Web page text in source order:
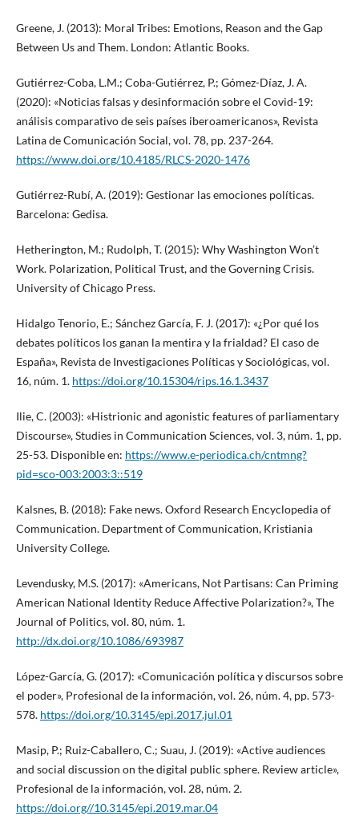
Greene, J. (2013): Moral Tribes: Emotions, Reason and the Gap
Between Us and Them. London: Atlantic Books.
Gutiérrez-Coba, L.M.; Coba-Gutiérrez, P.; Gómez-Díaz, J. A.
(2020): «Noticias falsas y desinformación sobre el Covid-19:
análisis comparativo de seis países iberoamericanos», Revista
Latina de Comunicación Social, vol. 78, pp. 237-264.
https://www.doi.org/10.4185/RLCS-2020-1476
Gutiérrez-Rubí, A. (2019): Gestionar las emociones políticas.
Barcelona: Gedisa.
Hetherington, M.; Rudolph, T. (2015): Why Washington Won’t
Work. Polarization, Political Trust, and the Governing Crisis.
University of Chicago Press.
Hidalgo Tenorio, E.; Sánchez García, F. J. (2017): «¿Por qué los
debates políticos los ganan la mentira y la frialdad? El caso de
España», Revista de Investigaciones Políticas y Sociológicas, vol.
16, núm. 1. https://doi.org/10.15304/rips.16.1.3437
Ilie, C. (2003): «Histrionic and agonistic features of parliamentary
Discourse», Studies in Communication Sciences, vol. 3, núm. 1, pp.
25-53. Disponible en: https://www.e-periodica.ch/cntmng?
pid=sco-003:2003:3::519
Kalsnes, B. (2018): Fake news. Oxford Research Encyclopedia of
Communication. Department of Communication, Kristiania
University College.
Levendusky, M.S. (2017): «Americans, Not Partisans: Can Priming
American National Identity Reduce Affective Polarization?», The
Journal of Politics, vol. 80, núm. 1.
http://dx.doi.org/10.1086/693987
López-García, G. (2017): «Comunicación política y discursos sobre
el poder», Profesional de la información, vol. 26, núm. 4, pp. 573-
578. https://doi.org/10.3145/epi.2017.jul.01
Masip, P.; Ruiz-Caballero, C.; Suau, J. (2019): «Active audiences
and social discussion on the digital public sphere. Review article»,
Profesional de la información, vol. 28, núm. 2.
https://doi.org//10.3145/epi.2019.mar.04